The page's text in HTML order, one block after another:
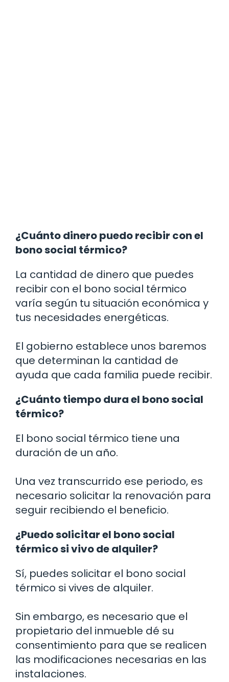
¿Cuánto dinero puedo recibir con el
bono social térmico?
La cantidad de dinero que puedes
recibir con el bono social térmico
varía según tu situación económica y
tus necesidades energéticas.
El gobierno establece unos baremos
que determinan la cantidad de
ayuda que cada familia puede recibir.
¿Cuánto tiempo dura el bono social
térmico?
El bono social térmico tiene una
duración de un año.
Una vez transcurrido ese periodo, es
necesario solicitar la renovación para
seguir recibiendo el beneficio.
¿Puedo solicitar el bono social
térmico si vivo de alquiler?
Sí, puedes solicitar el bono social
térmico si vives de alquiler.
Sin embargo, es necesario que el
propietario del inmueble dé su
consentimiento para que se realicen
las modificaciones necesarias en las
instalaciones.